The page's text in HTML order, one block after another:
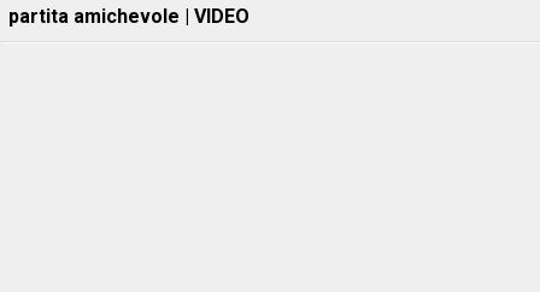
partita amichevole | VIDEO